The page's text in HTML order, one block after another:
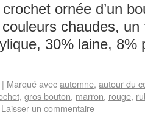
ornée d’un
chaudes,
30% laine,
| Marqué avecautomne, autour du
, gros bouton, marron, rouge,
Laisser un commentaire